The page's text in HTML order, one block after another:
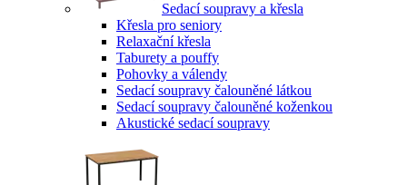
Sedací soupravy a křesla
Křesla pro seniory
Relaxační křesla
Taburety a pouffy
Pohovky a válendy
Sedací soupravy čalouněné látkou
Sedací soupravy čalouněné koženkou
Akustické sedací soupravy